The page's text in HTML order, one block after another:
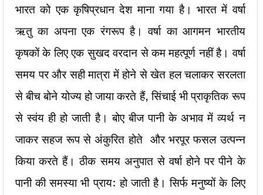
भारत को एक कृषिप्रधान देश माना गया है। भारत में वर्षा
ऋतु का अपना एक रंगरूप है। वर्षा का आगमन भारतीय
कृषकों के लिए एक सुखद वरदान से कम महत्पूर्ण नहीं है। वर्षा
समय पर और सही मात्रा में होने से खेत हल चलाकर सरलता
से बीच बोने योज्य हो जाया करते हैं, सिंचाई भी प्राकृतिक रूप
से स्वंय ही हो जाती है। बोए बीज पानी के अभाव में व्यर्थ न
जाकर सहज रूप से अंकुरित होते और भरपूर फसल उत्पन्न
किया करते हैं। ठीक समय अनुपात से वर्षा होने पर पीने के
पानी की समस्या भी प्राय: हो जाती है। सिर्फ मनुष्यों के लिए